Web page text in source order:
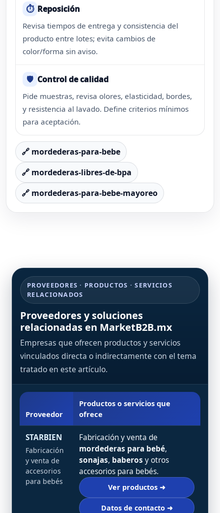
⏱️ Reposición
Revisa tiempos de entrega y consistencia del
producto entre lotes; evita cambios de
color/forma sin aviso.
🛡️ Control de calidad
Pide muestras, revisa olores, elasticidad, bordes,
y resistencia al lavado. Define criterios mínimos
para aceptación.
🔗 mordederas-para-bebe
🔗 mordederas-libres-de-bpa
🔗 mordederas-para-bebe-mayoreo
PROVEEDORES · PRODUCTOS · SERVICIOS
RELACIONADOS
Proveedores y soluciones
relacionadas en MarketB2B.mx
Empresas que ofrecen productos y servicios
vinculados directa o indirectamente con el tema
tratado en este artículo.
Proveedor
Productos o servicios que
ofrece
STARBIEN
Fabricación
y venta de
accesorios
para bebés
Fabricación y venta de
mordederas para bebé,
sonajas, baberos y otros
accesorios para bebés.
Ver productos ➜
Datos de contacto ➜